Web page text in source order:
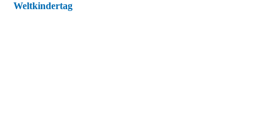
Weltkindertag